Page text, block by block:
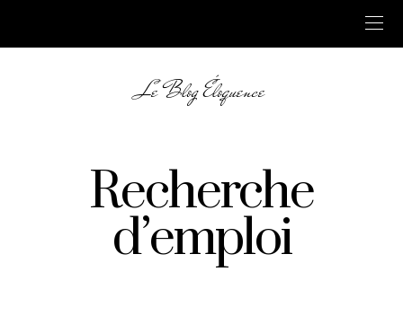
Le Blog Éloquence
Recherche
d’emploi